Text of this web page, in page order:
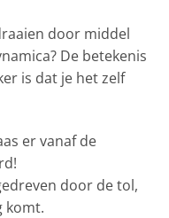
door middel
De betekenis
is dat je het zelf
er vanaf de
door de tol,
komt.